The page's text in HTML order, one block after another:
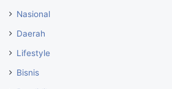
Nasional
Daerah
Lifestyle
Bisnis